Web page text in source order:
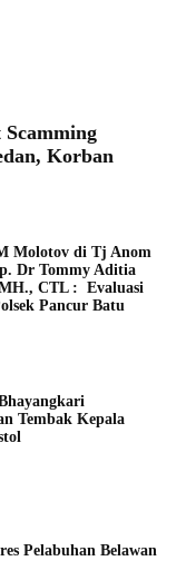
Korban
Molotov di Tj Anom
Dr Tommy Aditia
CTL : Evaluasi
Pancur Batu
Tembak Kepala
Pelabuhan Belawan